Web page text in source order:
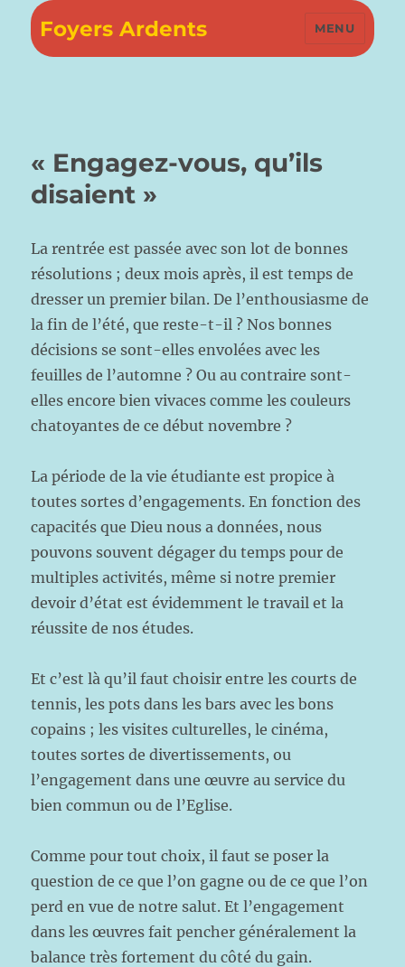
Foyers Ardents MENU
« Engagez-vous, qu’ils
disaient »
La rentrée est passée avec son lot de bonnes
résolutions ; deux mois après, il est temps de
dresser un premier bilan. De l’enthousiasme de
la fin de l’été, que reste-t-il ? Nos bonnes
décisions se sont-elles envolées avec les
feuilles de l’automne ? Ou au contraire sont-
elles encore bien vivaces comme les couleurs
chatoyantes de ce début novembre ?
La période de la vie étudiante est propice à
toutes sortes d’engagements. En fonction des
capacités que Dieu nous a données, nous
pouvons souvent dégager du temps pour de
multiples activités, même si notre premier
devoir d’état est évidemment le travail et la
réussite de nos études.
Et c’est là qu’il faut choisir entre les courts de
tennis, les pots dans les bars avec les bons
copains ; les visites culturelles, le cinéma,
toutes sortes de divertissements, ou
l’engagement dans une œuvre au service du
bien commun ou de l’Eglise.
Comme pour tout choix, il faut se poser la
question de ce que l’on gagne ou de ce que l’on
perd en vue de notre salut. Et l’engagement
dans les œuvres fait pencher généralement la
balance très fortement du côté du gain.